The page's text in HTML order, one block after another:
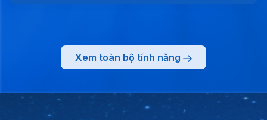
Xem toàn bộ tính năng